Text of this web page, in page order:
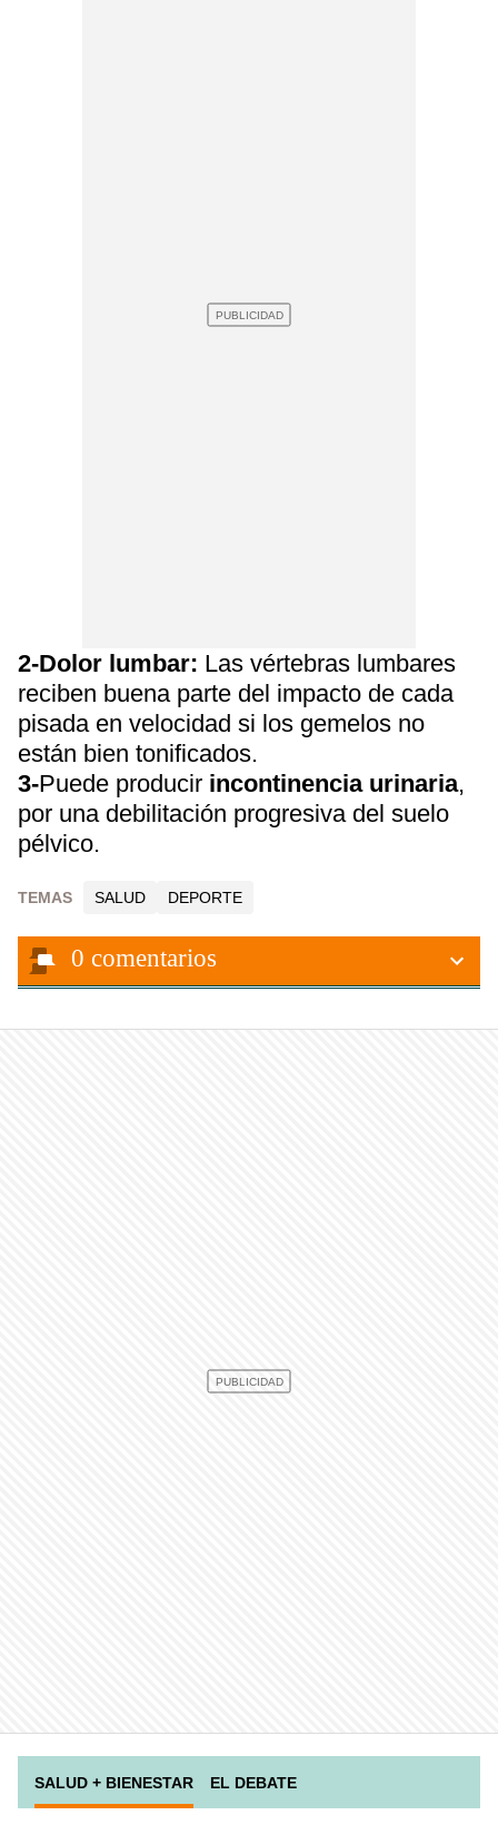
2-Dolor lumbar: Las vértebras lumbares
reciben buena parte del impacto de cada
pisada en velocidad si los gemelos no
están bien tonificados.
3-Puede producir incontinencia urinaria,
por una debilitación progresiva del suelo
pélvico.
TEMAS SALUD DEPORTE
0 comentarios
SALUD + BIENESTAR EL DEBATE